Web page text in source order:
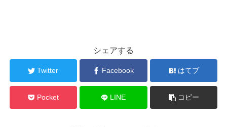
シェアする
Twitter Facebook はてブ
Pocket LINE コピー